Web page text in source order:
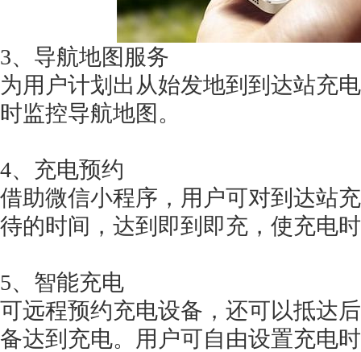
3、导航地图服务
为用户计划出从始发地到到达站充
时监控导航地图。
4、充电预约
借助微信小程序，用户可对到达站
待的时间，达到即到即充，使充电
5、智能充电
可远程预约充电设备，还可以抵达
备达到充电。用户可自由设置充电
扫码沟通